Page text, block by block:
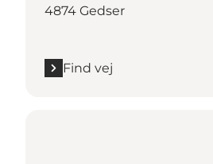
4874 Gedser
Find vej